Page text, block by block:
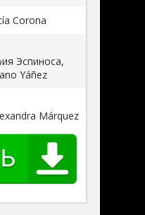
Corona
Эспиноса,
Yáñez
Márquez